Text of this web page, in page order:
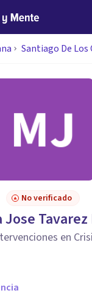
Santiago De Los
No verificado
Jose Tavarez
en